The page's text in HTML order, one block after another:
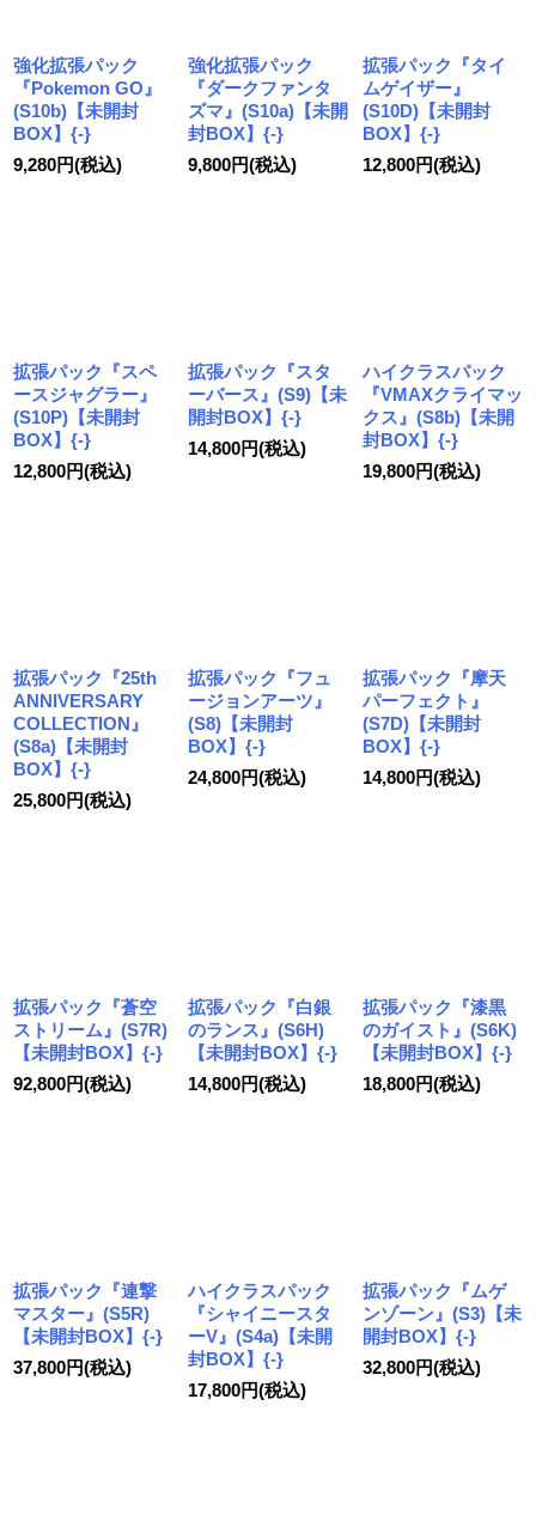
強化拡張パック
『Pokemon GO』
(S10b)【未開封
BOX】{-}
9,280円(税込)
強化拡張パック
『ダークファンタ
ズマ』(S10a)【未開
封BOX】{-}
9,800円(税込)
拡張パック『タイ
ムゲイザー』
(S10D)【未開封
BOX】{-}
12,800円(税込)
拡張パック『スペ
ースジャグラー』
(S10P)【未開封
BOX】{-}
12,800円(税込)
拡張パック『スタ
ーバース』(S9)【未
開封BOX】{-}
14,800円(税込)
ハイクラスパック
『VMAXクライマッ
クス』(S8b)【未開
封BOX】{-}
19,800円(税込)
拡張パック『25th
ANNIVERSARY
COLLECTION』
(S8a)【未開封
BOX】{-}
25,800円(税込)
拡張パック『フュ
ージョンアーツ』
(S8)【未開封
BOX】{-}
24,800円(税込)
拡張パック『摩天
パーフェクト』
(S7D)【未開封
BOX】{-}
14,800円(税込)
拡張パック『蒼空
ストリーム』(S7R)
【未開封BOX】{-}
92,800円(税込)
拡張パック『白銀
のランス』(S6H)
【未開封BOX】{-}
14,800円(税込)
拡張パック『漆黒
のガイスト』(S6K)
【未開封BOX】{-}
18,800円(税込)
拡張パック『連撃
マスター』(S5R)
【未開封BOX】{-}
37,800円(税込)
ハイクラスパック
『シャイニースタ
ーV』(S4a)【未開
封BOX】{-}
17,800円(税込)
拡張パック『ムゲ
ンゾーン』(S3)【未
開封BOX】{-}
32,800円(税込)